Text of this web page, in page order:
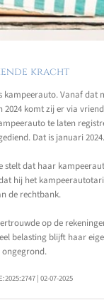
kracht
kampeerauto. Vanaf
komt zij er via
te laten
Dat is januari 2024.
stelt dat haar
hij het
de rechtbank.
op de
belasting blijft haar
ongegrond.
| 02-07-2025